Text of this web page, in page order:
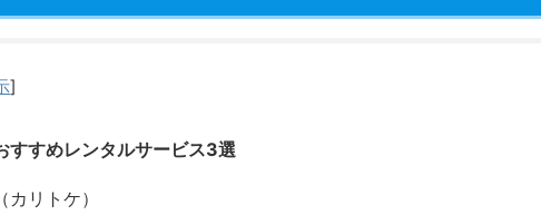
]
すすめレンタルサービス3選
カリトケ）